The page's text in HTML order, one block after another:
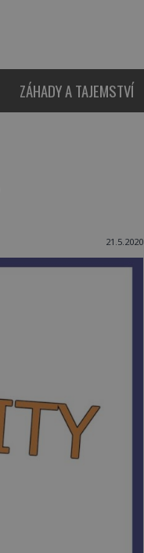
ZÁHADY A TAJEMSTVÍ
21.5.2020